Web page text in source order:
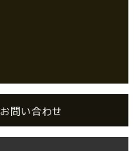
お問い合わせ